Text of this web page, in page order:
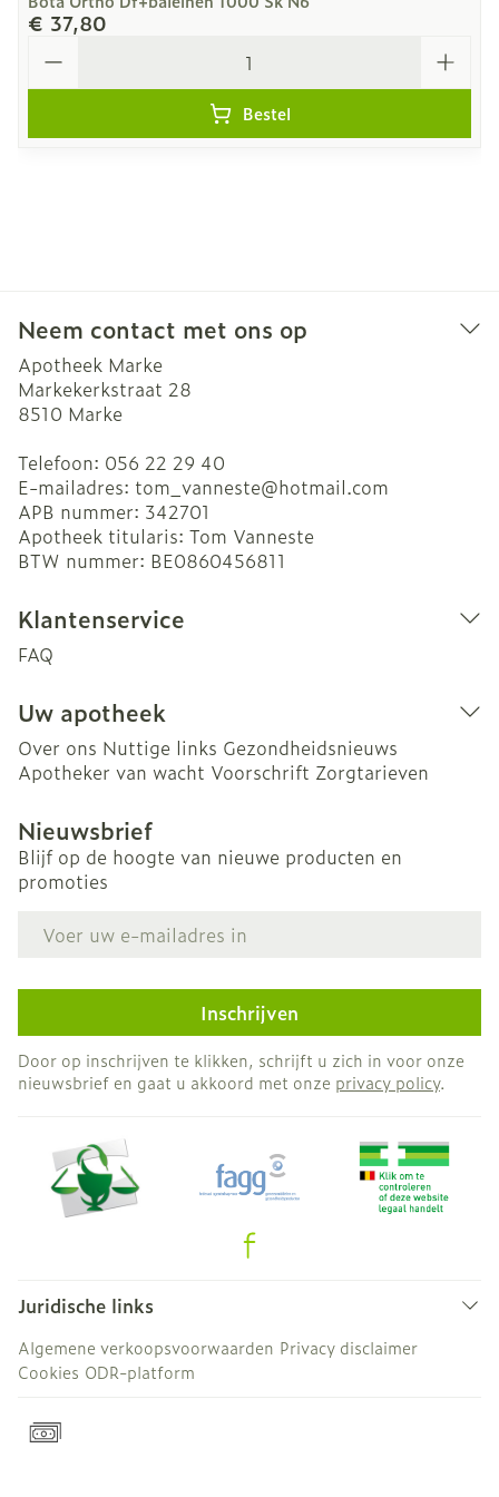
€ 37,80
Bestel
Neem contact met ons op
Apotheek Marke
Markekerkstraat 28
8510 Marke
Telefoon: 056 22 29 40
E-mailadres: tom_vanneste@hotmail.com
APB nummer: 342701
Apotheek titularis: Tom Vanneste
BTW nummer: BE0860456811
Klantenservice
FAQ
Uw apotheek
Over ons Nuttige links Gezondheidsnieuws
Apotheker van wacht Voorschrift Zorgtarieven
Nieuwsbrief
Blijf op de hoogte van nieuwe producten en
promoties
Inschrijven
Door op inschrijven te klikken, schrijft u zich in voor onze
nieuwsbrief en gaat u akkoord met onze privacy policy.
Juridische links
Algemene verkoopsvoorwaarden Privacy disclaimer
Cookies ODR-platform